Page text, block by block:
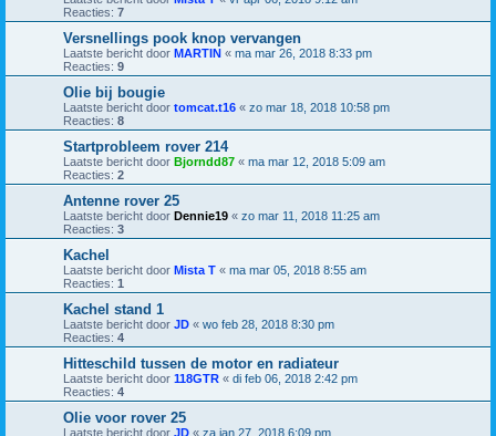
Reacties: 7
Versnellings pook knop vervangen
Laatste bericht door MARTIN « ma mar 26, 2018 8:33 pm
Reacties: 9
Olie bij bougie
Laatste bericht door tomcat.t16 « zo mar 18, 2018 10:58 pm
Reacties: 8
Startprobleem rover 214
Laatste bericht door Bjorndd87 « ma mar 12, 2018 5:09 am
Reacties: 2
Antenne rover 25
Laatste bericht door Dennie19 « zo mar 11, 2018 11:25 am
Reacties: 3
Kachel
Laatste bericht door Mista T « ma mar 05, 2018 8:55 am
Reacties: 1
Kachel stand 1
Laatste bericht door JD « wo feb 28, 2018 8:30 pm
Reacties: 4
Hitteschild tussen de motor en radiateur
Laatste bericht door 118GTR « di feb 06, 2018 2:42 pm
Reacties: 4
Olie voor rover 25
Laatste bericht door JD « za jan 27, 2018 6:09 pm